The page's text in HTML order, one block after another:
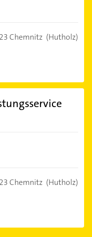
Chemnitz (Hutholz)
Chemnitz (Hutholz)